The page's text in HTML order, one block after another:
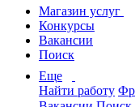
Магазин услуг
Конкурсы
Вакансии
Поиск
Еще
Найти работу